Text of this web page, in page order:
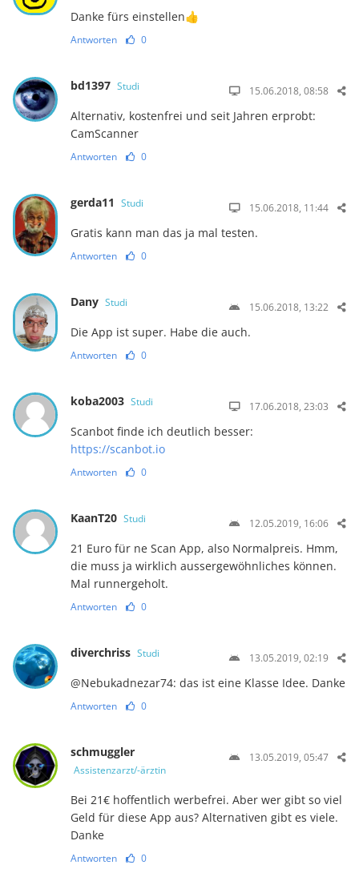
Danke fürs einstellen👍
Antworten 0
bd1397 Studi 15.06.2018, 08:58
Alternativ, kostenfrei und seit Jahren erprobt:
CamScanner
Antworten 0
gerda11 Studi 15.06.2018, 11:44
Gratis kann man das ja mal testen.
Antworten 0
Dany Studi 15.06.2018, 13:22
Die App ist super. Habe die auch.
Antworten 0
koba2003 Studi 17.06.2018, 23:03
Scanbot finde ich deutlich besser:
https://scanbot.io
Antworten 0
KaanT20 Studi 12.05.2019, 16:06
21 Euro für ne Scan App, also Normalpreis. Hmm,
die muss ja wirklich aussergewöhnliches können.
Mal runnergeholt.
Antworten 0
diverchriss Studi 13.05.2019, 02:19
@Nebukadnezar74: das ist eine Klasse Idee. Danke
Antworten 0
schmuggler
Assistenzarzt/-ärztin
13.05.2019, 05:47
Bei 21€ hoffentlich werbefrei. Aber wer gibt so viel
Geld für diese App aus? Alternativen gibt es viele.
Danke
Antworten 0